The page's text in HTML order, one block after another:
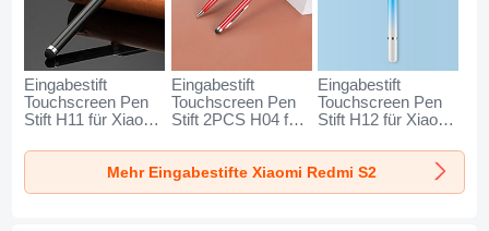
Eingabestift
Touchscreen Pen
Stift H11 für Xiaomi
Eingabestift
Touchscreen Pen
Stift 2PCS H04 für
Rot
Eingabestift
Touchscreen Pen
Stift H12 für Xiaomi
Mehr Eingabestifte Xiaomi Redmi S2